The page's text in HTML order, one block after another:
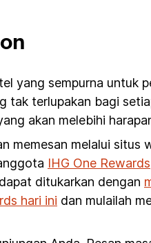
yang sempurna untuk
tak terlupakan bagi
akan melebihi
memesan melalui situs
IHG One Rewards
ditukarkan dengan
hari ini dan mulailah